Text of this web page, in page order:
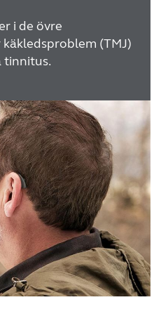
Norge
Suisse
United Kingdom
Österreich
日本
i de övre
(TMJ)
tinnitus.